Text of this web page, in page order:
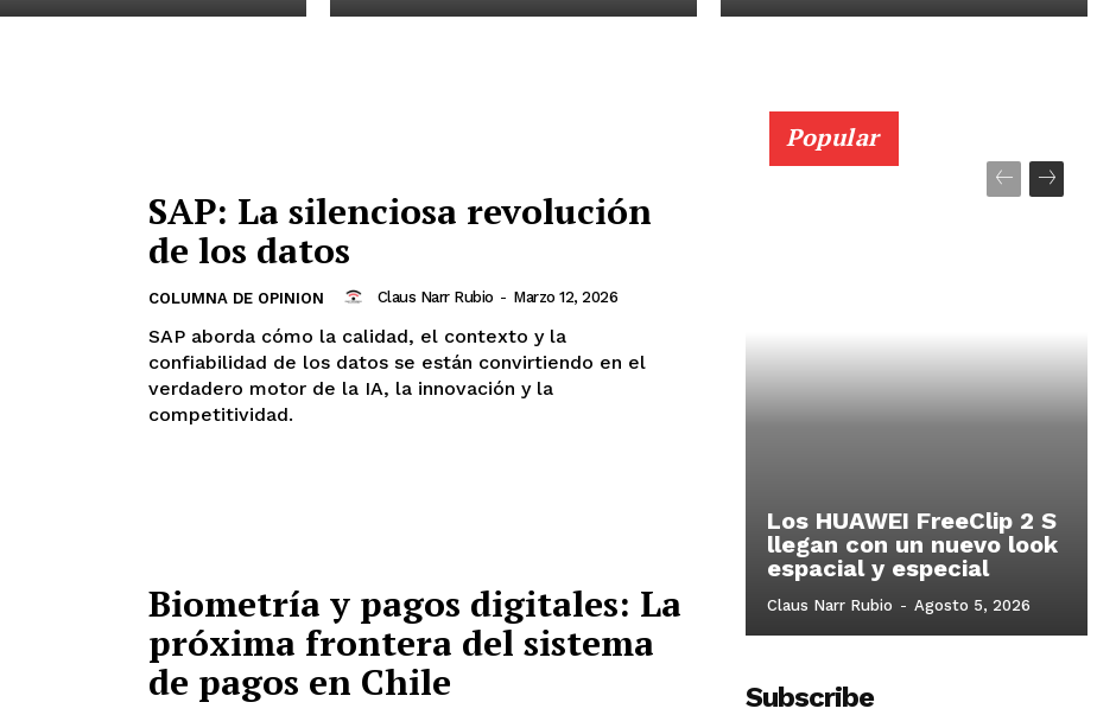
SAP: La silenciosa revolución
de los datos
COLUMNA DE OPINION Claus Narr Rubio - Marzo 12, 2026
SAP aborda cómo la calidad, el contexto y la
confiabilidad de los datos se están convirtiendo en el
verdadero motor de la IA, la innovación y la
competitividad.
Biometría y pagos digitales: La
próxima frontera del sistema
de pagos en Chile
Popular
Los HUAWEI FreeClip 2 S
llegan con un nuevo look
espacial y especial
Claus Narr Rubio - Agosto 5, 2026
Subscribe